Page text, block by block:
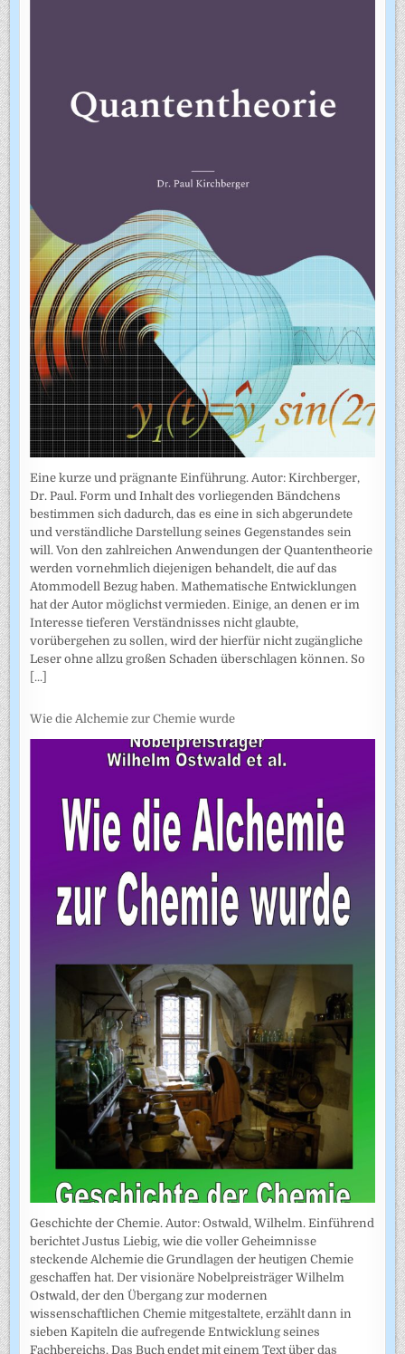
Eine kurze und prägnante Einführung. Autor: Kirchberger,
Dr. Paul. Form und Inhalt des vorliegenden Bändchens
bestimmen sich dadurch, das es eine in sich abgerundete
und verständliche Darstellung seines Gegenstandes sein
will. Von den zahlreichen Anwendungen der Quantentheorie
werden vornehmlich diejenigen behandelt, die auf das
Atommodell Bezug haben. Mathematische Entwicklungen
hat der Autor möglichst vermieden. Einige, an denen er im
Interesse tieferen Verständnisses nicht glaubte,
vorübergehen zu sollen, wird der hierfür nicht zugängliche
Leser ohne allzu großen Schaden überschlagen können. So
[...]
Wie die Alchemie zur Chemie wurde
Geschichte der Chemie. Autor: Ostwald, Wilhelm. Einführend
berichtet Justus Liebig, wie die voller Geheimnisse
steckende Alchemie die Grundlagen der heutigen Chemie
geschaffen hat. Der visionäre Nobelpreisträger Wilhelm
Ostwald, der den Übergang zur modernen
wissenschaftlichen Chemie mitgestaltete, erzählt dann in
sieben Kapiteln die aufregende Entwicklung seines
Fachbereichs. Das Buch endet mit einem Text über das